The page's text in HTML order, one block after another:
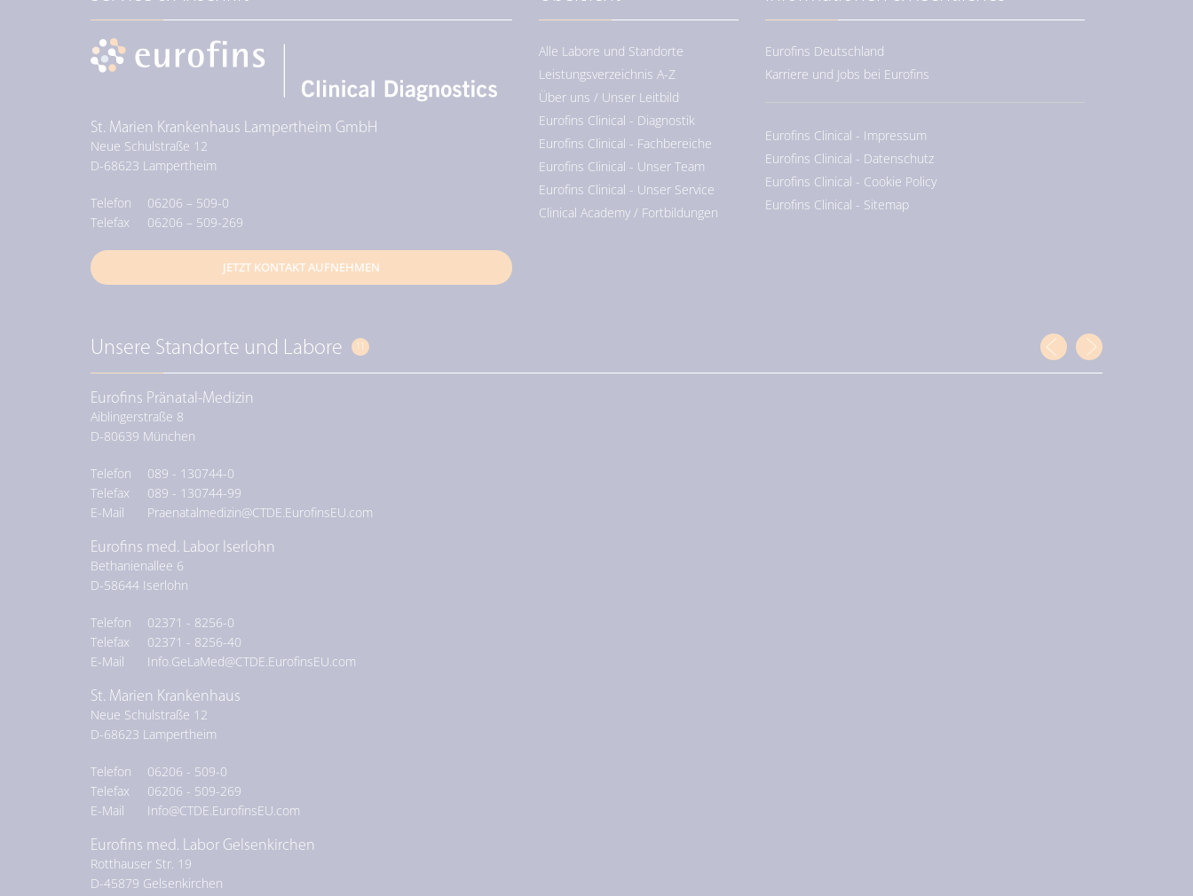
St. Marien Krankenhaus Lampertheim GmbH
Neue Schulstraße 12
D-68623 Lampertheim
Telefon
06206 – 509-0
Telefax
06206 – 509-269
JETZT KONTAKT AUFNEHMEN
Alle Labore und Standorte
Leistungsverzeichnis A-Z
Über uns / Unser Leitbild
Eurofins Clinical - Diagnostik
Eurofins Clinical - Fachbereiche
Eurofins Clinical - Unser Team
Eurofins Clinical - Unser Service
Clinical Academy / Fortbildungen
Eurofins Deutschland
Karriere und Jobs bei Eurofins
Eurofins Clinical - Impressum
Eurofins Clinical - Datenschutz
Eurofins Clinical - Cookie Policy
Eurofins Clinical - Sitemap
Unsere Standorte und Labore
Eurofins Pränatal-Medizin
Aiblingerstraße 8
D-80639 München
Telefon
089 - 130744-0
Telefax
089 - 130744-99
E-Mail
Praenatalmedizin@CTDE.EurofinsEU.com
Eurofins med. Labor Iserlohn
Bethanienallee 6
D-58644 Iserlohn
Telefon
02371 - 8256-0
Telefax
02371 - 8256-40
E-Mail
Info.GeLaMed@CTDE.EurofinsEU.com
St. Marien Krankenhaus
Neue Schulstraße 12
D-68623 Lampertheim
Telefon
06206 - 509-0
Telefax
06206 - 509-269
E-Mail
Info@CTDE.EurofinsEU.com
Eurofins med. Labor Gelsenkirchen
Rotthauser Str. 19
D-45879 Gelsenkirchen